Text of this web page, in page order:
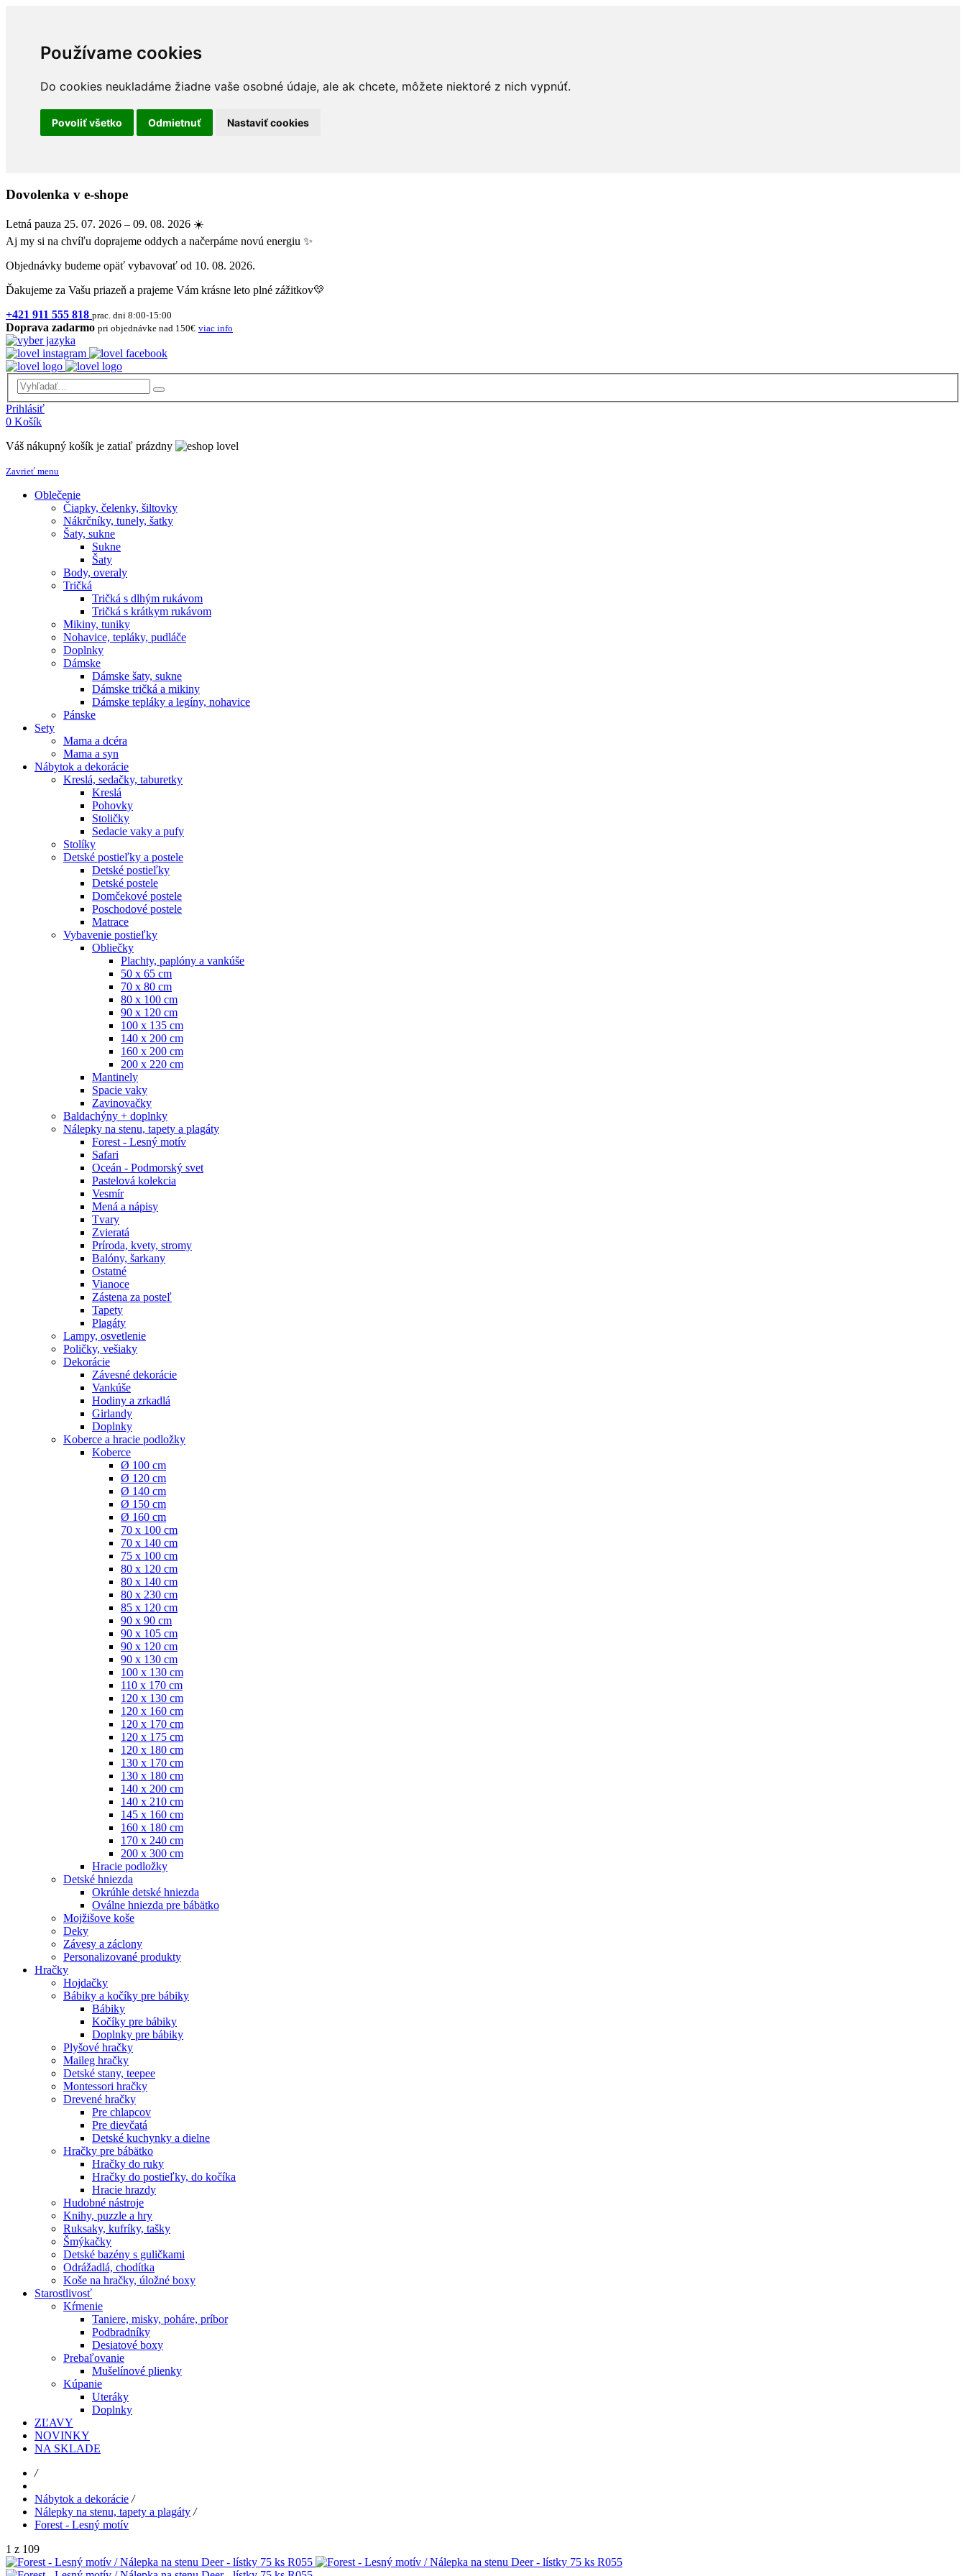
Používame cookies
Do cookies neukladáme žiadne vaše osobné údaje, ale ak chcete, môžete niektoré z nich vypnúť.
Povoliť všetko Odmietnuť Nastaviť cookies
Dovolenka v e-shope
Letná pauza 25. 07. 2026 – 09. 08. 2026 ☀️
Aj my si na chvíľu doprajeme oddych a načerpáme novú energiu ✨
Objednávky budeme opäť vybavovať od 10. 08. 2026.
Ďakujeme za Vašu priazeň a prajeme Vám krásne leto plné zážitkov💛
+421 911 555 818 prac. dni 8:00-15:00
Doprava zadarmo pri objednávke nad 150€ viac info
Prihlásiť
0 Košík
Váš nákupný košík je zatiaľ prázdny
Zavrieť menu
Oblečenie
Čiapky, čelenky, šiltovky
Nákrčníky, tunely, šatky
Šaty, sukne
Sukne
Šaty
Body, overaly
Tričká
Tričká s dlhým rukávom
Tričká s krátkym rukávom
Mikiny, tuniky
Nohavice, tepláky, pudláče
Doplnky
Dámske
Dámske šaty, sukne
Dámske tričká a mikiny
Dámske tepláky a legíny, nohavice
Pánske
Sety
Mama a dcéra
Mama a syn
Nábytok a dekorácie
Kreslá, sedačky, taburetky
Kreslá
Pohovky
Stoličky
Sedacie vaky a pufy
Stolíky
Detské postieľky a postele
Detské postieľky
Detské postele
Domčekové postele
Poschodové postele
Matrace
Vybavenie postieľky
Obliečky
Plachty, paplóny a vankúše
50 x 65 cm
70 x 80 cm
80 x 100 cm
90 x 120 cm
100 x 135 cm
140 x 200 cm
160 x 200 cm
200 x 220 cm
Mantinely
Spacie vaky
Zavinovačky
Baldachýny + doplnky
Nálepky na stenu, tapety a plagáty
Forest - Lesný motív
Safari
Oceán - Podmorský svet
Pastelová kolekcia
Vesmír
Mená a nápisy
Tvary
Zvieratá
Príroda, kvety, stromy
Balóny, šarkany
Ostatné
Vianoce
Zástena za posteľ
Tapety
Plagáty
Lampy, osvetlenie
Poličky, vešiaky
Dekorácie
Závesné dekorácie
Vankúše
Hodiny a zrkadlá
Girlandy
Doplnky
Koberce a hracie podložky
Koberce
Ø 100 cm
Ø 120 cm
Ø 140 cm
Ø 150 cm
Ø 160 cm
70 x 100 cm
70 x 140 cm
75 x 100 cm
80 x 120 cm
80 x 140 cm
80 x 230 cm
85 x 120 cm
90 x 90 cm
90 x 105 cm
90 x 120 cm
90 x 130 cm
100 x 130 cm
110 x 170 cm
120 x 130 cm
120 x 160 cm
120 x 170 cm
120 x 175 cm
120 x 180 cm
130 x 170 cm
130 x 180 cm
140 x 200 cm
140 x 210 cm
145 x 160 cm
160 x 180 cm
170 x 240 cm
200 x 300 cm
Hracie podložky
Detské hniezda
Okrúhle detské hniezda
Oválne hniezda pre bábätko
Mojžišove koše
Deky
Závesy a záclony
Personalizované produkty
Hračky
Hojdačky
Bábiky a kočíky pre bábiky
Bábiky
Kočíky pre bábiky
Doplnky pre bábiky
Plyšové hračky
Maileg hračky
Detské stany, teepee
Montessori hračky
Drevené hračky
Pre chlapcov
Pre dievčatá
Detské kuchynky a dielne
Hračky pre bábätko
Hračky do ruky
Hračky do postieľky, do kočíka
Hracie hrazdy
Hudobné nástroje
Knihy, puzzle a hry
Ruksaky, kufríky, tašky
Šmýkačky
Detské bazény s guličkami
Odrážadlá, chodítka
Koše na hračky, úložné boxy
Starostlivosť
Kŕmenie
Taniere, misky, poháre, príbor
Podbradníky
Desiatové boxy
Prebaľovanie
Mušelínové plienky
Kúpanie
Uteráky
Doplnky
ZĽAVY
NOVINKY
NA SKLADE
/
Nábytok a dekorácie /
Nálepky na stenu, tapety a plagáty /
Forest - Lesný motív
1 z 109